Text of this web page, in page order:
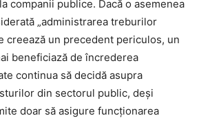
companii publice. Dacă o asemenea
„administrarea treburilor
creează un precedent periculos, un
beneficiază de încrederea
continua să decidă asupra
din sectorul public, deşi
doar să asigure funcţionarea